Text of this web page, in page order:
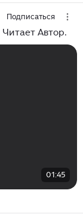
Подписаться
Автор.
01:45